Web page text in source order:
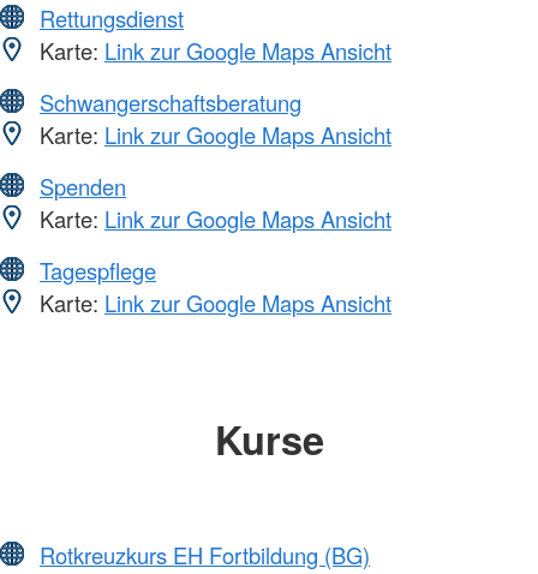
Rettungsdienst
Karte: Link zur Google Maps Ansicht
Schwangerschaftsberatung
Karte: Link zur Google Maps Ansicht
Spenden
Karte: Link zur Google Maps Ansicht
Tagespflege
Karte: Link zur Google Maps Ansicht
Kurse
Rotkreuzkurs EH Fortbildung (BG)